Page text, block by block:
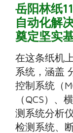
岳阳林纸
自动化解
奠定坚实
在这条纸机
系统，涵盖
控制系统（
（QCS）、
测系统分析
检测系统、